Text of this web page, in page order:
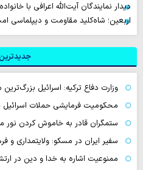
دیدار نمایندگان آیت‌الله اعرافی با
اربعین؛ شاه‌کلید مقاومت و
وزارت دفاع ترکیه: اسرائیل
محکومیت فرمایشی حملات
ستمگران قادر به خاموش کردن
سفیر ایران در مسکو: ولایتمداری و
ممنوعیت اشاره به خدا و دین در